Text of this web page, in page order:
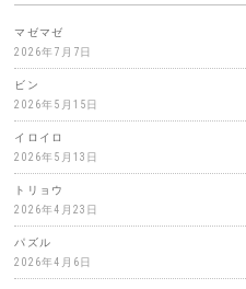
マゼマゼ
2026年7月7日
ビン
2026年5月15日
イロイロ
2026年5月13日
トリョウ
2026年4月23日
パズル
2026年4月6日